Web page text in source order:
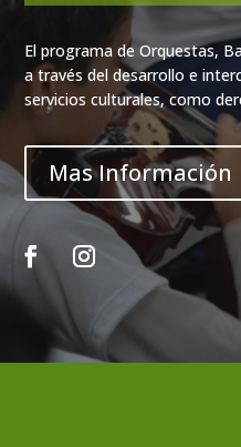
El programa de Orquestas,
a través del desarrollo e
servicios culturales, como
Mas Información